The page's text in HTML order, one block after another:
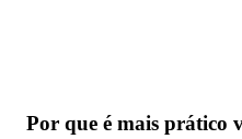
Por que é mais prático